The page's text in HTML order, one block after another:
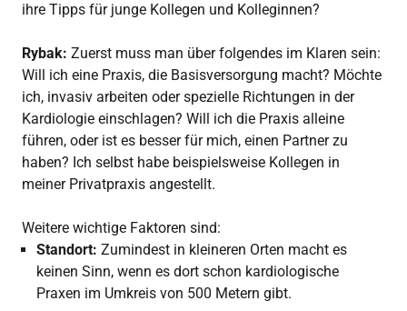
ihre Tipps für junge Kollegen und Kolleginnen?
Rybak: Zuerst muss man über folgendes im Klaren sein:
Will ich eine Praxis, die Basisversorgung macht? Möchte
ich, invasiv arbeiten oder spezielle Richtungen in der
Kardiologie einschlagen? Will ich die Praxis alleine
führen, oder ist es besser für mich, einen Partner zu
haben? Ich selbst habe beispielsweise Kollegen in
meiner Privatpraxis angestellt.
Weitere wichtige Faktoren sind:
Standort: Zumindest in kleineren Orten macht es
keinen Sinn, wenn es dort schon kardiologische
Praxen im Umkreis von 500 Metern gibt.